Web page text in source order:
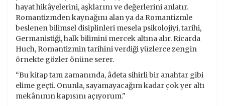
hayat hikâyelerini, aşklarını ve değerlerini anlatır.
Romantizmden kaynağını alan ya da Romantizmle
beslenen bilimsel disiplinleri mesela psikolojiyi, tarihi,
Germanistiği, halk bilimini mercek altına alır. Ricarda
Huch, Romantizmin tarihini verdiği yüzlerce zengin
örnekte gözler önüne serer.
“Bu kitap tam zamanında, âdeta sihirli bir anahtar gibi
elime geçti. Onunla, sayamayacağım kadar çok yer altı
mekânının kapısını açıyorum."